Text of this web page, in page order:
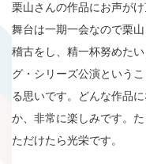
栗山さんの作品にお声が
舞台は一期一会なので栗
稽古をし、精一杯努めた
グ・シリーズ公演という
る思いです。どんな作品
か、非常に楽しみです。
ただけたら光栄です。